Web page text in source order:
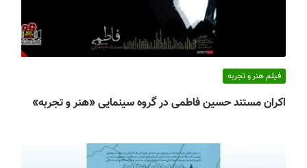
فیلم هنر و تجربه
اکران مستند حسین فاطمی در گروه سینمایی «هنر و تجربه»